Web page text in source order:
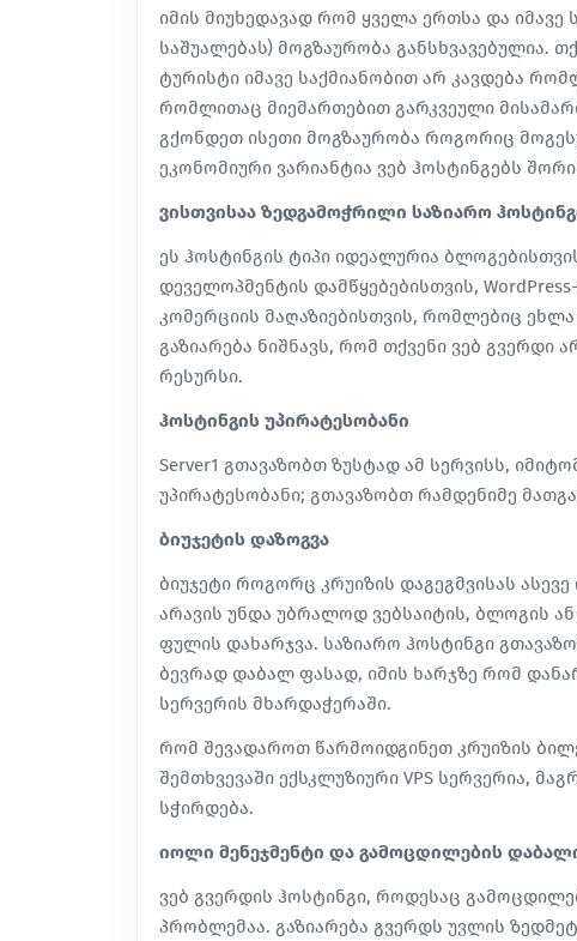
იმის მიუხედავად რომ ყველა ერთსა და
საშუალებას) მოგზაურობა განსხვავებულია.
ტურისტი იმავე საქმიანობით არ კავდება
რომლითაც მიემართებით გარკვეული
გქონდეთ ისეთი მოგზაურობა როგორიც
ეკონომიური ვარიანტია ვებ ჰოსტინგებს
ვისთვისაა ზედგამოჭრილი საზიარო
ეს ჰოსტინგის ტიპი იდეალურია
დეველოპმენტის დამწყებებისთვის,
კომერციის მაღაზიებისთვის, რომლებიც
გაზიარება ნიშნავს, რომ თქვენი ვებ
რესურსი.
ჰოსტინგის უპირატესობანი
Server1 გთავაზობთ ზუსტად ამ სერვისს,
უპირატესობანი; გთავაზობთ რამდენიმე
ბიუჯეტის დაზოგვა
ბიუჯეტი როგორც კრუიზის დაგეგმვისას
არავის უნდა უბრალოდ ვებსაიტის, ბლოგის
ფულის დახარჯვა. საზიარო ჰოსტინგი
ბევრად დაბალ ფასად, იმის ხარჯზე რომ
სერვერის მხარდაჭერაში.
რომ შევადაროთ წარმოიდგინეთ კრუიზის
შემთხვევაში ექსკლუზიური VPS სერვერია,
სჭირდება.
იოლი მენეჯმენტი და გამოცდილების
ვებ გვერდის ჰოსტინგი, როდესაც
პრობლემაა. გაზიარება გვერდს უვლის